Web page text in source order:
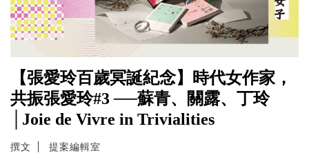
【張愛玲百歲冥誕紀念】時代女作家，
共振張愛玲#3 ──蘇青、關露、丁玲
│Joie de Vivre in Trivialities
撰文 提案編輯室